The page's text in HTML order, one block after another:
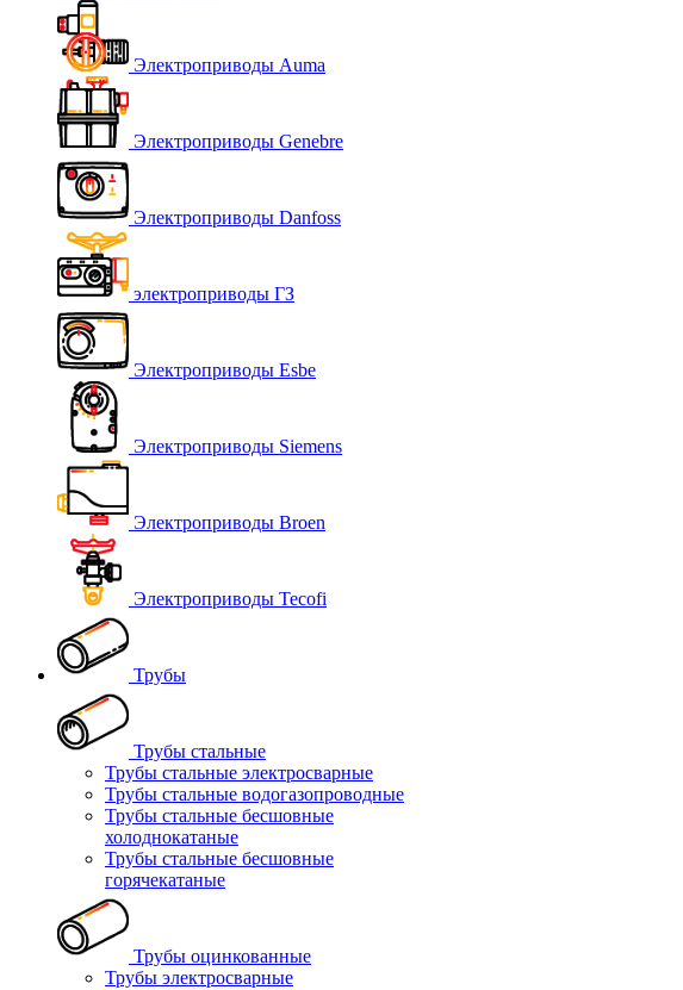
Электроприводы Auma
Электроприводы Genebre
Электроприводы Danfoss
электроприводы ГЗ
Электроприводы Esbe
Электроприводы Siemens
Электроприводы Broen
Электроприводы Tecofi
Трубы
Трубы стальные
Трубы стальные электросварные
Трубы стальные водогазопроводные
Трубы стальные бесшовные
холоднокатаные
Трубы стальные бесшовные
горячекатаные
Трубы оцинкованные
Трубы электросварные